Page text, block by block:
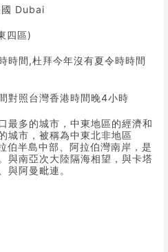
國 Dubai
四區)
時間,杜拜今年沒有夏令時時間
對照台灣香港時間晚4小時
最多的城市，中東地區的經濟和
城市，被稱為中東北非地區
伯半島中部、阿拉伯灣南岸，是
與南亞次大陸隔海相望，與卡塔
與阿曼毗連。